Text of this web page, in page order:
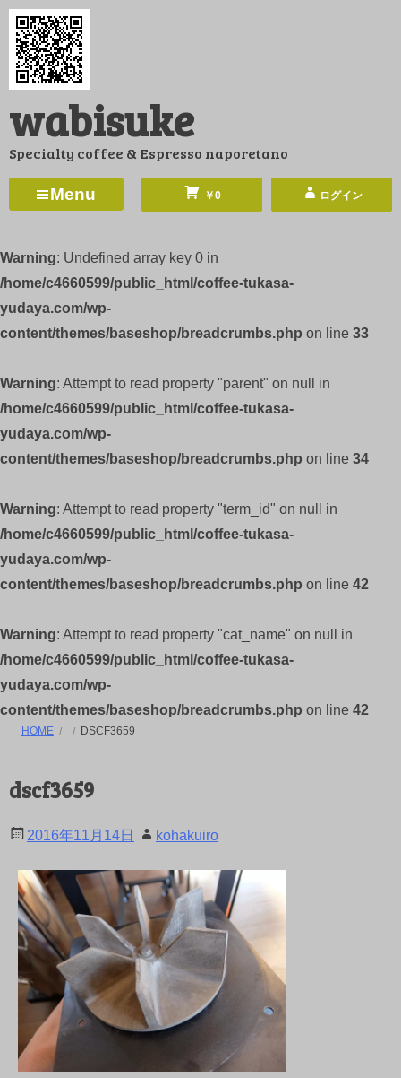
コ
ン
ツ
ス
ッ
wabisuke
Specialty coffee & Espresso naporetano
Menu ￥0 ログイン
Warning: Undefined array key 0 in
/home/c4660599/public_html/coffee-tukasa-
yudaya.com/wp-
content/themes/baseshop/breadcrumbs.php on line 33
Warning: Attempt to read property "parent" on null in
/home/c4660599/public_html/coffee-tukasa-
yudaya.com/wp-
content/themes/baseshop/breadcrumbs.php on line 34
Warning: Attempt to read property "term_id" on null in
/home/c4660599/public_html/coffee-tukasa-
yudaya.com/wp-
content/themes/baseshop/breadcrumbs.php on line 42
Warning: Attempt to read property "cat_name" on null in
/home/c4660599/public_html/coffee-tukasa-
yudaya.com/wp-
content/themes/baseshop/breadcrumbs.php on line 42
HOME DSCF3659
dscf3659
2016年11月14日 kohakuiro